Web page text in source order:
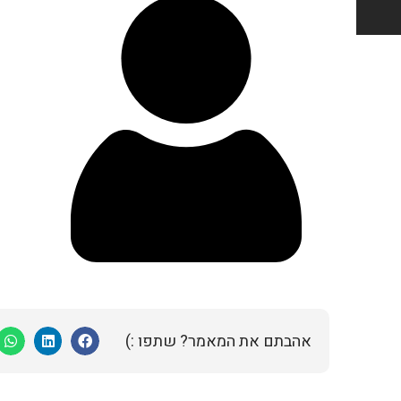
אהבתם את המאמר? שתפו :)